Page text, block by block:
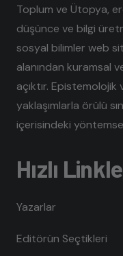
Toplum ve Ütopya,
düşünce ve bilgi
sosyal bilimler web
alanından kuramsal
açıktır.
yaklaşımlarla örülü
içerisindeki yöntemsel
Hızlı
Yazarlar
Editörün Seçtikleri